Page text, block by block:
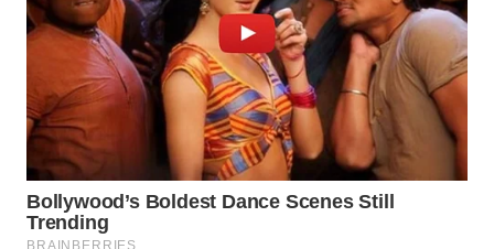
NIAS
WN
LANGKAT
WN
TAPANULI
SELATAN